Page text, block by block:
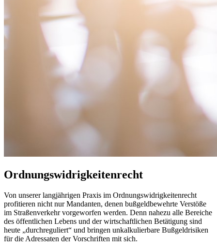
Ordnungswidrigkeitenrecht
Von unserer langjährigen Praxis im Ordnungswidrigkeitenrecht
profitieren nicht nur Mandanten, denen bußgeldbewehrte Verstöße
im Straßenverkehr vorgeworfen werden. Denn nahezu alle Bereiche
des öffentlichen Lebens und der wirtschaftlichen Betätigung sind
heute „durchreguliert“ und bringen unkalkulierbare Bußgeldrisiken
für die Adressaten der Vorschriften mit sich.